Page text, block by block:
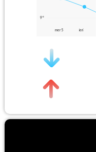
9°
mer 5 ieri